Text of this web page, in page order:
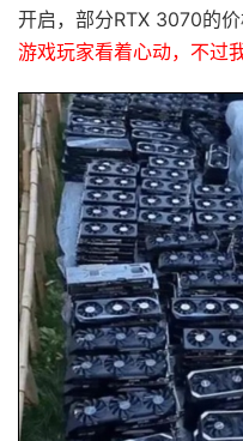
开启，部分RTX 3070的
游戏玩家看着心动，不过